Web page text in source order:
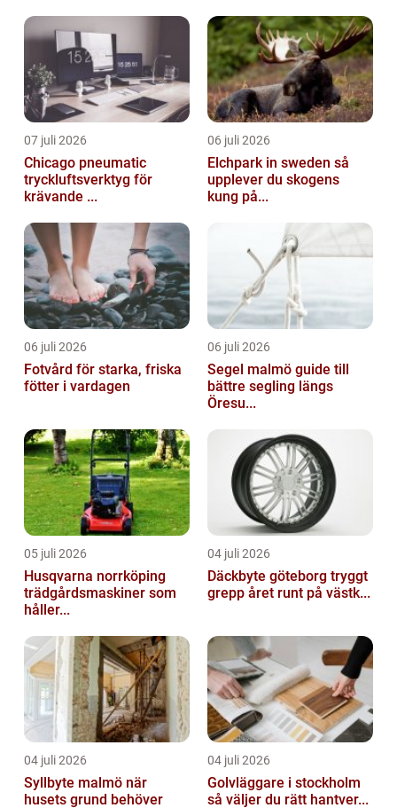
07 juli 2026
Chicago pneumatic
tryckluftsverktyg för
krävande ...
06 juli 2026
Elchpark in sweden så
upplever du skogens
kung på...
06 juli 2026
Fotvård för starka, friska
fötter i vardagen
06 juli 2026
Segel malmö guide till
bättre segling längs
Öresu...
05 juli 2026
Husqvarna norrköping
trädgårdsmaskiner som
håller...
04 juli 2026
Däckbyte göteborg tryggt
grepp året runt på västk...
04 juli 2026
Syllbyte malmö när
husets grund behöver
04 juli 2026
Golvläggare i stockholm
så väljer du rätt hantver...